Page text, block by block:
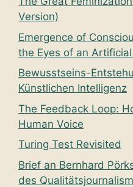
Version)
Emergence of
the Eyes of an
Bewusstseins-
Künstlichen Intelligenz
The Feedback Loop:
Human Voice
Turing Test Revisited
Brief an Bernhard
des